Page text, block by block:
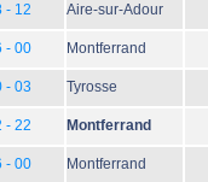
- 12 Aire-sur-Adour
- 00 Montferrand
- 03 Tyrosse
- 22 Montferrand
- 00 Montferrand